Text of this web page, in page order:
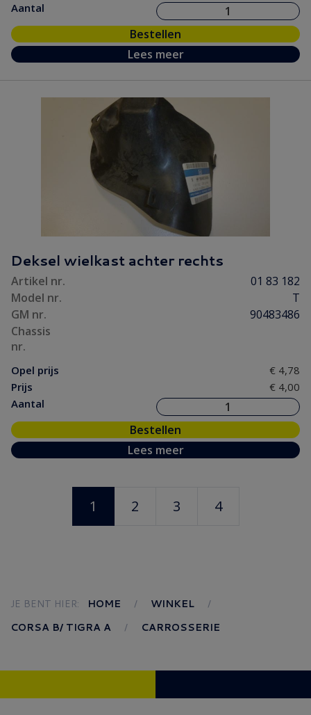
Aantal
Bestellen
Lees meer
Deksel wielkast achter rechts
Artikel nr.
01 83 182
Model nr.
T
GM nr.
90483486
Chassis
nr.
Opel prijs
€ 4,78
Prijs
€ 4,00
Aantal
Bestellen
Lees meer
1 2 3 4
JE BENT HIER: HOME
WINKEL
CORSA B/ TIGRA A
CARROSSERIE